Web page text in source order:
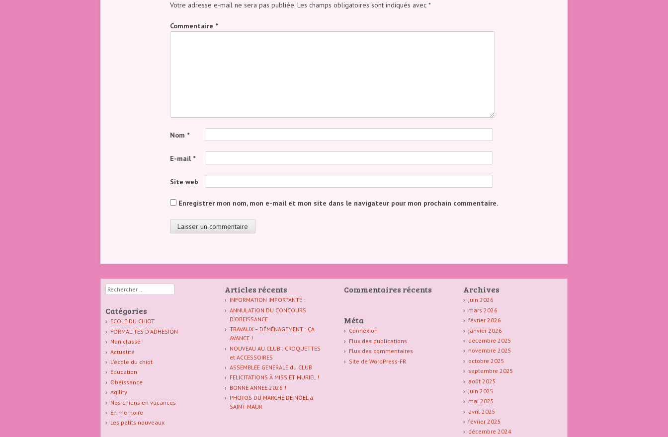
Votre adresse e-mail ne sera pas publiée. Les champs obligatoires sont indiqués avec *
Commentaire *
Nom *
E-mail *
Site web
Enregistrer mon nom, mon e-mail et mon site dans le navigateur pour mon prochain commentaire.
Rechercher Articles récents
INFORMATION IMPORTANTE :
ANNULATION DU CONCOURS
D’OBEISSANCE
TRAVAUX – DÉMÉNAGEMENT : ÇA
AVANCE !
NOUVEAU AU CLUB : CROQUETTES
et ACCESSOIRES
ASSEMBLEE GENERALE du CLUB
FELICITATIONS À MISS ET MURIEL !
BONNE ANNEE 2026 !
PHOTOS DU MARCHE DE NOEL à
SAINT MAUR
Commentaires récents Archives
juin 2026
mars 2026
février 2026
janvier 2026
décembre 2025
novembre 2025
octobre 2025
septembre 2025
août 2025
juin 2025
mai 2025
avril 2025
février 2025
décembre 2024
Catégories
ECOLE DU CHIOT
FORMALITES D'ADHESION
Non classé
Actualité
L'école du chiot
Education
Obéissance
Agility
Nos chiens en vacances
En mémoire
Les petits nouveaux
Méta
Connexion
Flux des publications
Flux des commentaires
Site de WordPress-FR